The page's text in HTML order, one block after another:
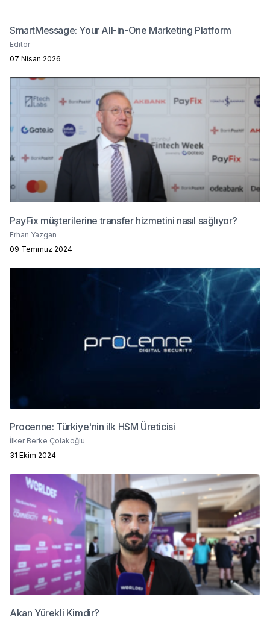
SmartMessage: Your All-in-One Marketing Platform
Editör
07 Nisan 2026
PayFix müşterilerine transfer hizmetini nasıl sağlıyor?
Erhan Yazgan
09 Temmuz 2024
Procenne: Türkiye'nin ilk HSM Üreticisi
İlker Berke Çolakoğlu
31 Ekim 2024
Akan Yürekli Kimdir?